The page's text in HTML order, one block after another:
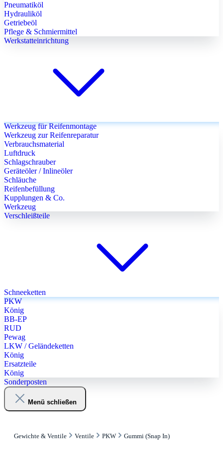
Pneumatiköl
Hydrauliköl
Getriebeöl
Pflege & Schmiermittel
Werkstatteinrichtung
Werkzeug für Reifenmontage
Werkzeug zur Reifenreparatur
Verbrauchsmaterial
Luftdruck
Schlagschrauber
Geräteöler / Inlineöler
Schläuche
Reifenbefüllung
Kupplungen & Co.
Werkzeug
Verschleißteile
Schneeketten
PKW
König
BB-EP
RUD
Pewag
LKW / Geländeketten
König
Ersatzteile
König
Sonderposten
Menü schließen
Gewichte & Ventile Ventile PKW Gummi (Snap In)